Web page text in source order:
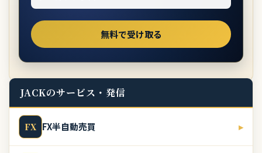
JACKのサービス・発信
FX FX半自動売買 ▸